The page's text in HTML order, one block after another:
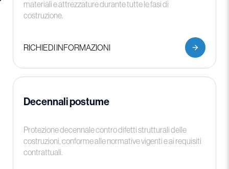
materiali e attrezzature durante tutte le fasi di
costruzione.
RICHIEDI INFORMAZIONI
Decennali postume
Protezione decennale contro difetti strutturali delle
costruzioni, conforme alle normative vigenti e ai requisiti
contrattuali.